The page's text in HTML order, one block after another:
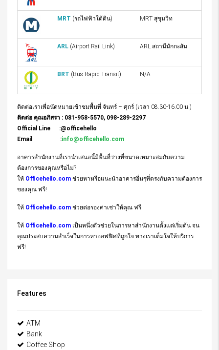
MRT (รถไฟฟ้าใต้ดิน) MRT สุขุมวิท
ARL (Airport Rail Link) ARL สถานีมักกะสัน
BRT (Bus Rapid Transit) N/A
ติดต่อเราเพื่อนัดหมายเข้าชมพื้นที่ จันทร์ – ศุกร์ (เวลา 08.30-16.00 น.)
ติดต่อ คุณอภิสรา : 081-958-5570, 098-289-2297
Official Line :@officehello
Email :info@officehello.com
อาคารสำนักงานที่เรานำเสนอนี้มีพื้นที่ว่างที่ขนาดเหมาะสมกับความ
ต้องการของคุณหรือไม่?
ให้ Officehello.com ช่วยหาหรือแนะนำอาคารอื่นๆที่ตรงกับความต้องการ
ของคุณ ฟรี!
ให้ Officehello.com ช่วยต่อรองค่าเช่าให้คุณ ฟรี!
ให้ Officehello.com เป็นหนึ่งตัวช่วยในการหาสำนักงานตั้งแต่เริ่มต้น จน
คุณประสบความสำเร็จในการหาออฟฟิศที่ถูกใจ ทางเราเต็มใจให้บริการ
ฟรี!
Features
ATM
Bank
Coffee Shop